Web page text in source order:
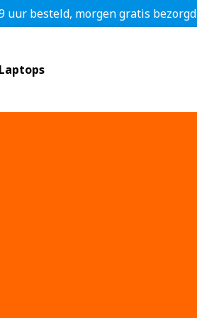
uur besteld, morgen gratis bezorgd
Laptops